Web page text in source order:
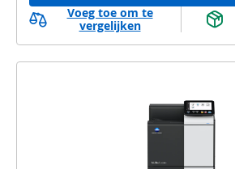
Voeg toe om te
vergelijken